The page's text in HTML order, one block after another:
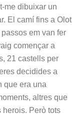
me dibuixar un
El camí fins a Olot
em van fer
començar a
21 castells per
decidides a
que era una
altres que
herois. Però tots